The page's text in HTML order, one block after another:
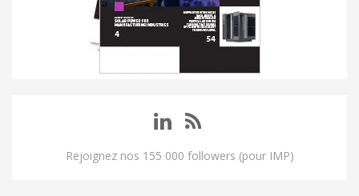
Rejoignez nos 155 000 followers (pour IMP)